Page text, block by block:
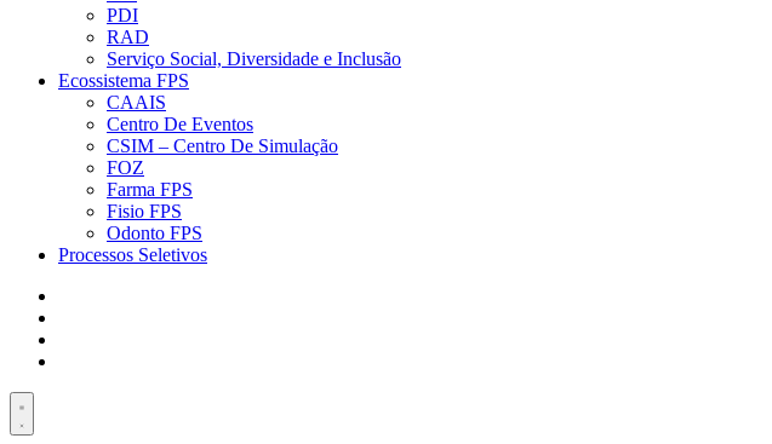
PDI
RAD
Serviço Social, Diversidade e Inclusão
Ecossistema FPS
CAAIS
Centro De Eventos
CSIM – Centro De Simulação
FOZ
Farma FPS
Fisio FPS
Odonto FPS
Processos Seletivos